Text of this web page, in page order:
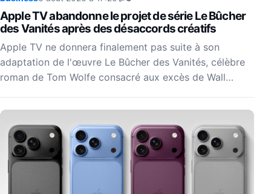
Apple TV abandonne le projet de série Le Bûcher
des Vanités après des désaccords créatifs
Apple TV ne donnera finalement pas suite à son
adaptation de l'œuvre Le Bûcher des Vanités, célèbre
roman de Tom Wolfe consacré aux excès de Wall…